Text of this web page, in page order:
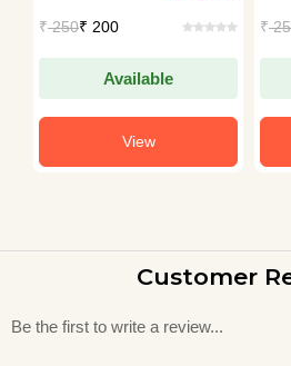
₹250₹ 200
Available
View
₹
Customer
Be the first to write a review...